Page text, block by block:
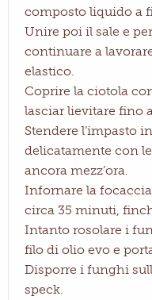
composto liquido a
Unire poi il sale e
continuare a
elastico.
Coprire la ciotola
lasciar lievitare fino
Stendere l’impasto
delicatamente con
ancora mezz’ora.
Infornare la
circa 35 minuti,
Intanto rosolare i
filo di olio evo e
Disporre i funghi
speck.